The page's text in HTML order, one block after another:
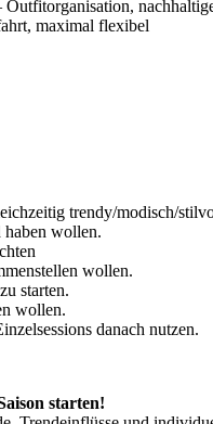
Outfitorganisation,
maximal flexibel
trendy/modisch/
haben wollen.
wollen.
starten.
wollen.
inzelsessions danach nutzen.
starten!